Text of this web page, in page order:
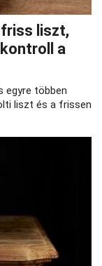
liszt,
a
egyre többen
liszt és a frissen